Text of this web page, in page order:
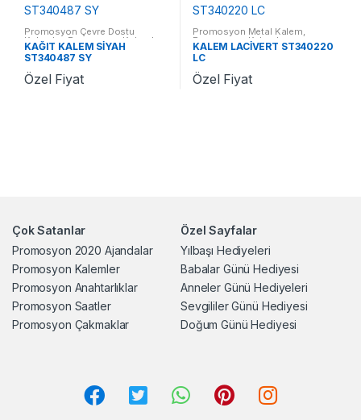
Promosyon Çevre Dostu
Kalemler, Promosyon Kalemler
KAĞIT KALEM SİYAH
ST340487 SY
Özel Fiyat
Promosyon Metal Kalem,
Promosyon Kalemler
KALEM LACİVERT ST340220
LC
Özel Fiyat
Çok Satanlar
Promosyon 2020 Ajandalar
Promosyon Kalemler
Promosyon Anahtarlıklar
Promosyon Saatler
Promosyon Çakmaklar
Özel Sayfalar
Yılbaşı Hediyeleri
Babalar Günü Hediyesi
Anneler Günü Hediyeleri
Sevgililer Günü Hediyesi
Doğum Günü Hediyesi